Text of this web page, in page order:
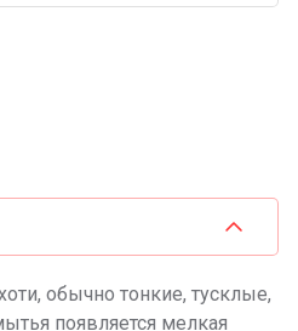
обычно тонкие, тусклые,
появляется мелкая